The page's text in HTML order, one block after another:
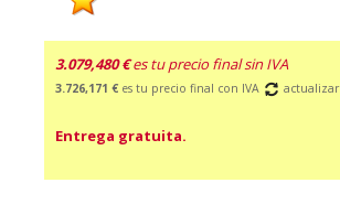
3.079,480 € es tu precio final sin IVA
3.726,171 € es tu precio final con IVA actualizar
Entrega gratuita.